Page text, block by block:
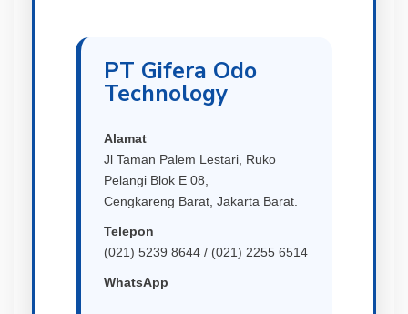
PT Gifera Odo
Technology
Alamat
Jl Taman Palem Lestari, Ruko
Pelangi Blok E 08,
Cengkareng Barat, Jakarta Barat.
Telepon
(021) 5239 8644 / (021) 2255 6514
WhatsApp